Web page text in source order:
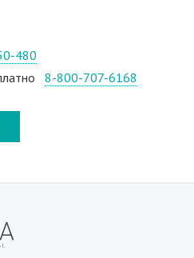
480
8-800-707-6168